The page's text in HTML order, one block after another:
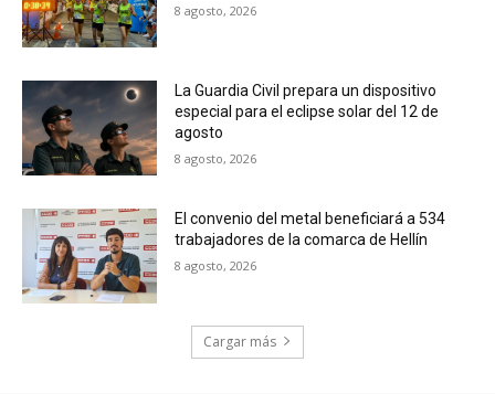
8 agosto, 2026
La Guardia Civil prepara un dispositivo
especial para el eclipse solar del 12 de
agosto
8 agosto, 2026
El convenio del metal beneficiará a 534
trabajadores de la comarca de Hellín
8 agosto, 2026
Cargar más